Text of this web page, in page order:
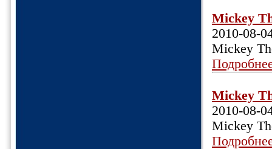
Mickey
2010-08-
Mickey
Mickey
2010-08-
Mickey